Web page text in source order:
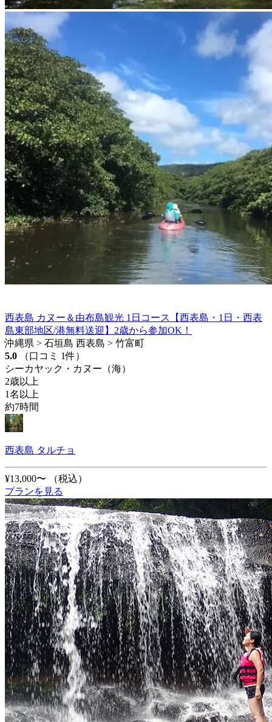
西表島 カヌー＆由布島観光 1日コース【西表島・1日・西表
島東部地区/港無料送迎】2歳から参加OK！
沖縄県 > 石垣島 西表島 > 竹富町
5.0
（口コミ 1件）
シーカヤック・カヌー（海）
2歳以上
1名以上
約7時間
西表島 タルチョ
¥13,000〜
（税込）
プランを見る